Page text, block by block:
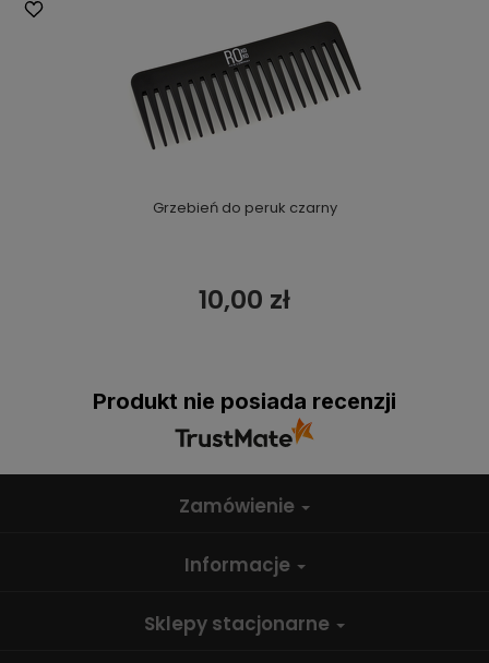
Grzebień do peruk czarny
10,00 zł
Produkt nie posiada recenzji
Zamówienie
Informacje
Sklepy stacjonarne